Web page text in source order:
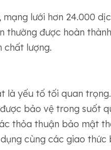
lưới hơn 24.000
được hoàn
chất lượng.
là yếu tố tối quan
bảo vệ trong suốt
thỏa thuận bảo mật
cùng các giao thức